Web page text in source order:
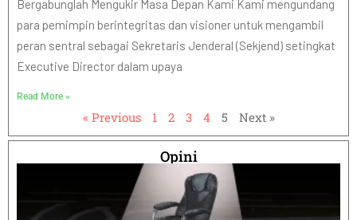
Bergabunglah Mengukir Masa Depan Kami Kami mengundang
para pemimpin berintegritas dan visioner untuk mengambil
peran sentral sebagai Sekretaris Jenderal (Sekjend) setingkat
Executive Director dalam upaya
Read More »
« Previous 1 2 3 4 5 Next »
Opini